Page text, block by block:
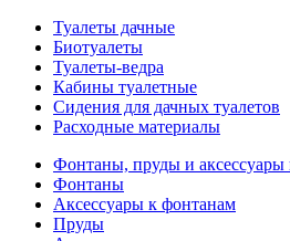
Туалеты дачные
Биотуалеты
Туалеты-ведра
Кабины туалетные
Сидения для дачных туалетов
Расходные материалы
Фонтаны, пруды и
Фонтаны
Аксессуары к фонтанам
Пруды